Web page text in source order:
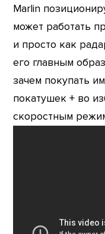
Marlin
может работать
и просто как
его главным
зачем покупать
покатушек + во
скоростным